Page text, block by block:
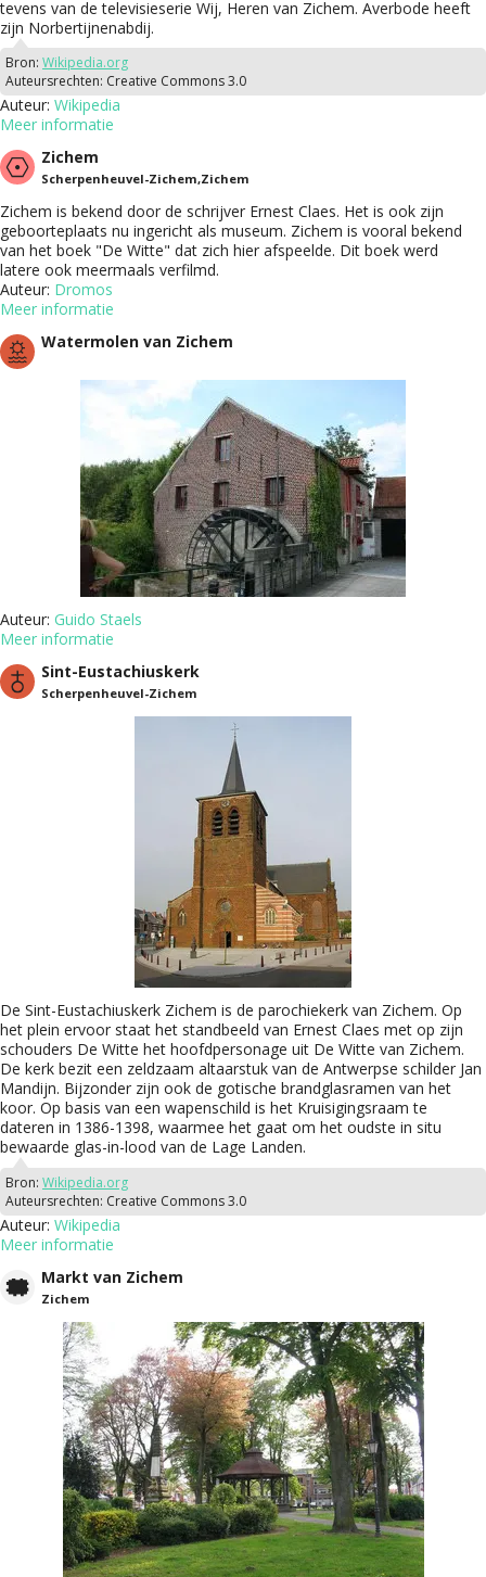
tevens van de televisieserie Wij, Heren van Zichem. Averbode heeft
zijn Norbertijnenabdij.
Bron: Wikipedia.org
Auteursrechten: Creative Commons 3.0
Auteur: Wikipedia
Meer informatie
Zichem
Scherpenheuvel-Zichem,Zichem
Zichem is bekend door de schrijver Ernest Claes. Het is ook zijn
geboorteplaats nu ingericht als museum. Zichem is vooral bekend
van het boek "De Witte" dat zich hier afspeelde. Dit boek werd
latere ook meermaals verfilmd.
Auteur: Dromos
Meer informatie
Watermolen van Zichem
Auteur: Guido Staels
Meer informatie
Sint-Eustachiuskerk
Scherpenheuvel-Zichem
De Sint-Eustachiuskerk Zichem is de parochiekerk van Zichem. Op
het plein ervoor staat het standbeeld van Ernest Claes met op zijn
schouders De Witte het hoofdpersonage uit De Witte van Zichem.
De kerk bezit een zeldzaam altaarstuk van de Antwerpse schilder Jan
Mandijn. Bijzonder zijn ook de gotische brandglasramen van het
koor. Op basis van een wapenschild is het Kruisigingsraam te
dateren in 1386-1398, waarmee het gaat om het oudste in situ
bewaarde glas-in-lood van de Lage Landen.
Bron: Wikipedia.org
Auteursrechten: Creative Commons 3.0
Auteur: Wikipedia
Meer informatie
Markt van Zichem
Zichem